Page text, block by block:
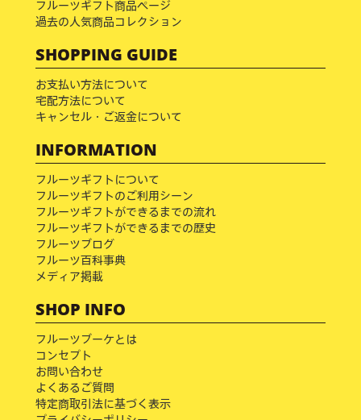
フルーツギフト商品ページ
過去の人気商品コレクション
SHOPPING GUIDE
お支払い方法について
宅配方法について
キャンセル・ご返金について
INFORMATION
フルーツギフトについて
フルーツギフトのご利用シーン
フルーツギフトができるまでの流れ
フルーツギフトができるまでの歴史
フルーツブログ
フルーツ百科事典
メディア掲載
SHOP INFO
フルーツブーケとは
コンセプト
お問い合わせ
よくあるご質問
特定商取引法に基づく表示